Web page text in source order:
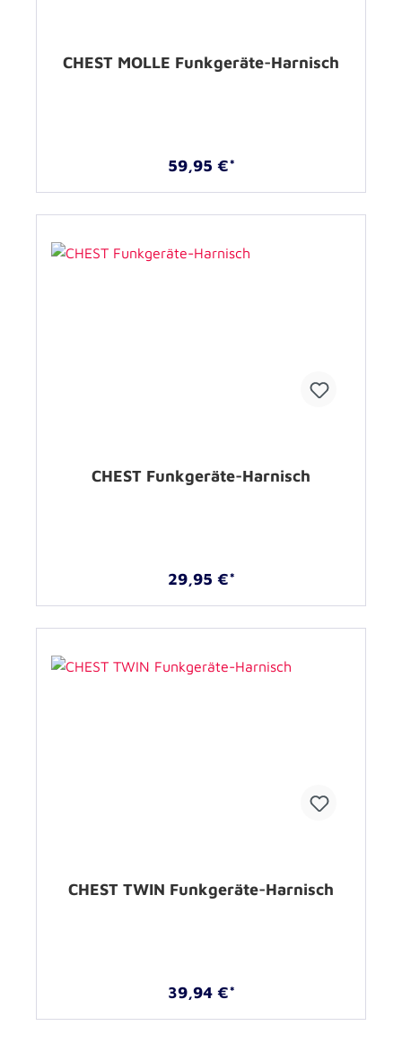
CHEST MOLLE Funkgeräte-Harnisch
59,95 €*
CHEST Funkgeräte-Harnisch
29,95 €*
CHEST TWIN Funkgeräte-Harnisch
39,94 €*